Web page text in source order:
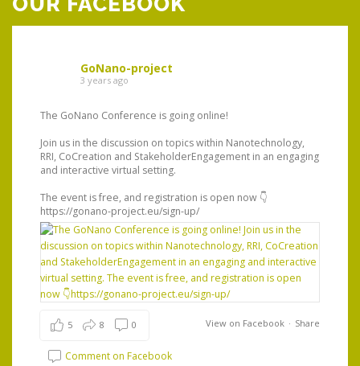
GoNano-project
3 years ago
The GoNano Conference is going online!
Join us in the discussion on topics within Nanotechnology,
RRI, CoCreation and StakeholderEngagement in an engaging
and interactive virtual setting.
The event is free, and registration is open now 👇
https://gonano-project.eu/sign-up/
View on Facebook · Share
5 8 0
Comment on Facebook